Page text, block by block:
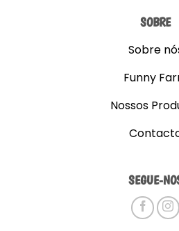
SOBRE
Sobre
Funny
Nossos
SEGUE-